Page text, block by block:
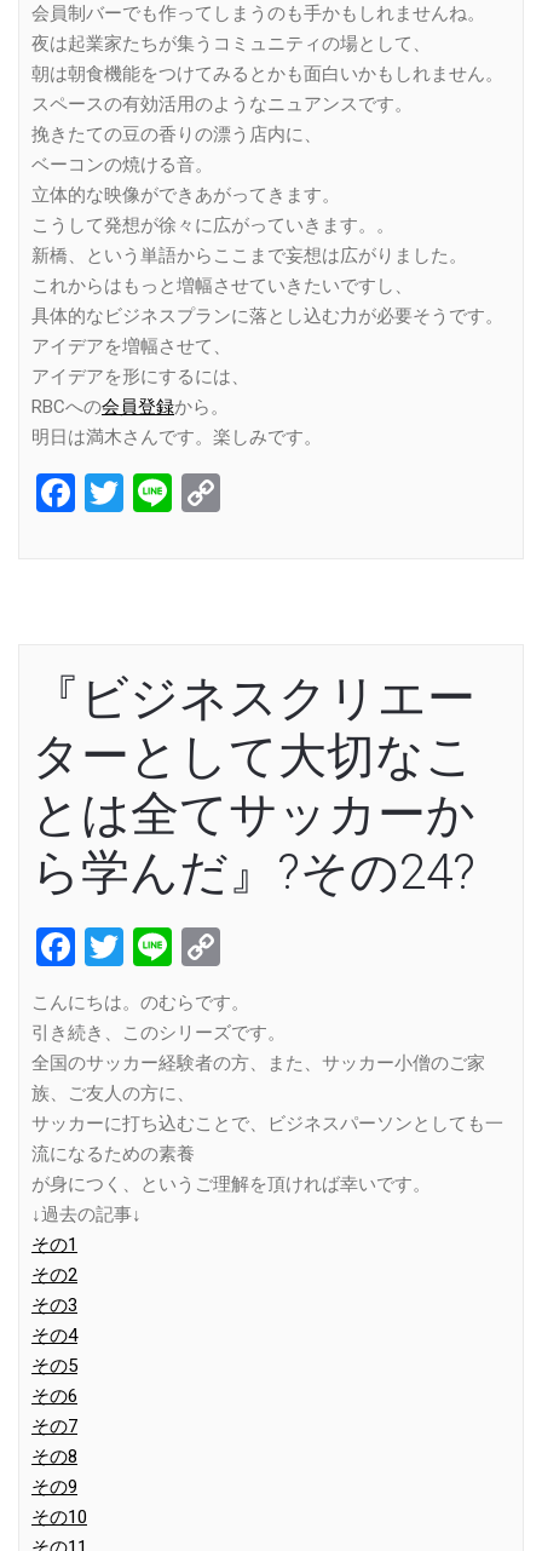
会員制バーでも作ってしまうのも手かもしれませんね。
夜は起業家たちが集うコミュニティの場として、
朝は朝食機能をつけてみるとかも面白いかもしれません。
スペースの有効活用のようなニュアンスです。
挽きたての豆の香りの漂う店内に、
ベーコンの焼ける音。
立体的な映像ができあがってきます。
こうして発想が徐々に広がっていきます。。
新橋、という単語からここまで妄想は広がりました。
これからはもっと増幅させていきたいですし、
具体的なビジネスプランに落とし込む力が必要そうです。
アイデアを増幅させて、
アイデアを形にするには、
RBCへの会員登録から。
明日は満木さんです。楽しみです。
Facebook
Twitter
Line
『ビジネスクリエー
ターとして大切なこ
とは全てサッカーか
ら学んだ』?その24?
Facebook
Twitter
Line
Link
こんにちは。のむらです。
引き続き、このシリーズです。
全国のサッカー経験者の方、また、サッカー小僧のご家
族、ご友人の方に、
サッカーに打ち込むことで、ビジネスパーソンとしても一
流になるための素養
が身につく、というご理解を頂ければ幸いです。
↓過去の記事↓
その1
その2
その3
その4
その5
その6
その7
その8
その9
その10